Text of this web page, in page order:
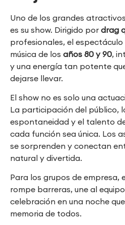
Uno de los grandes
es su show. Dirigido por drag
profesionales, el espectáculo
música de los años 80 y 90,
y una energía tan potente
dejarse llevar.
El show no es solo una
La participación del público,
espontaneidad y el talento
cada función sea única. Los
se sorprenden y conectan
natural y divertida.
Para los grupos de empresa,
rompe barreras, une al
celebración en una noche
memoria de todos.